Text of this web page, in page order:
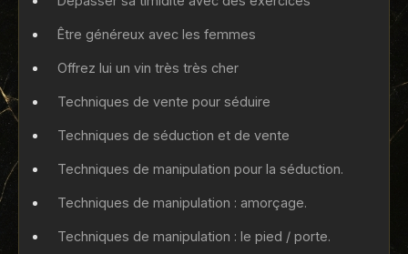
Être généreux avec les femmes
Offrez lui un vin très très cher
Techniques de vente pour séduire
Techniques de séduction et de vente
Techniques de manipulation pour la séduction.
Techniques de manipulation : amorçage.
Techniques de manipulation : le pied / porte.